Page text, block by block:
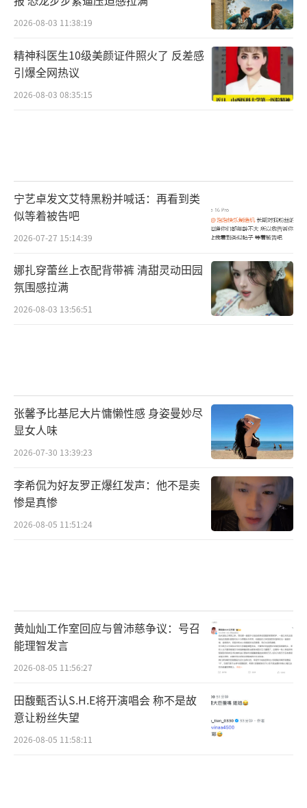
2026-08-03 11:38:19
精神科医生10级美颜证件照火了 反差感
引爆全网热议
2026-08-03 08:35:15
宁艺卓发文艾特黑粉并喊话：再看到类
似等着被告吧
2026-07-27 15:14:39
娜扎穿蕾丝上衣配背带裤 清甜灵动田园
氛围感拉满
2026-08-03 13:56:51
张馨予比基尼大片慵懒性感 身姿曼妙尽
显女人味
2026-07-30 13:39:23
李希侃为好友罗正爆红发声：他不是卖
惨是真惨
2026-08-05 11:51:24
黄灿灿工作室回应与曾沛慈争议：号召
能理智发言
2026-08-05 11:56:27
田馥甄否认S.H.E将开演唱会 称不是故
意让粉丝失望
2026-08-05 11:58:11